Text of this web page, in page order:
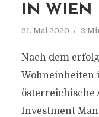
IN WIEN
21. Mai 2020 2
Nach dem
Wohneinheiten
österreichische
Investment